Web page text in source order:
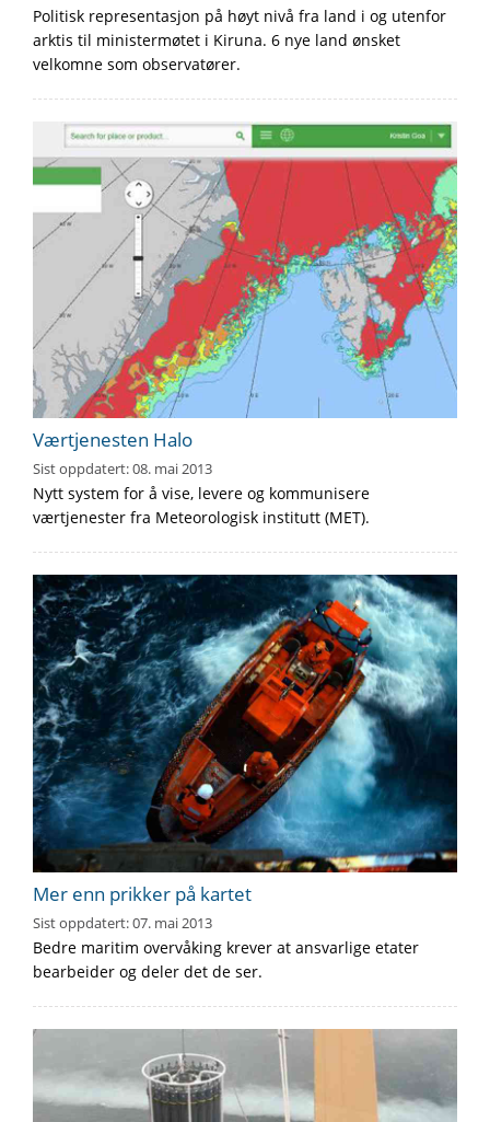
Politisk representasjon på høyt nivå fra land i og utenfor
arktis til ministermøtet i Kiruna. 6 nye land ønsket
velkomne som observatører.
Værtjenesten Halo
Sist oppdatert:08. mai 2013
Nytt system for å vise, levere og kommunisere
værtjenester fra Meteorologisk institutt (MET).
Mer enn prikker på kartet
Sist oppdatert:07. mai 2013
Bedre maritim overvåking krever at ansvarlige etater
bearbeider og deler det de ser.